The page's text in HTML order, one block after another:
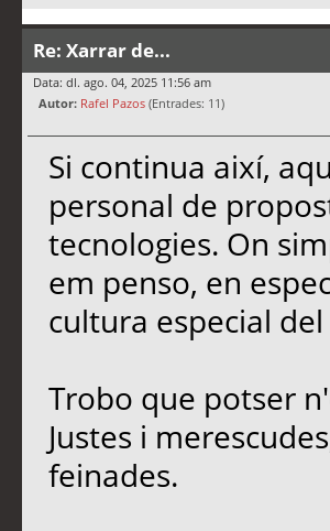
Re: Xarrar de...
Data: dl. ago. 04, 2025 11:56 am
Autor: Rafel Pazos (Entrades: 11)
Si continua així,
personal de
tecnologies. On
em penso, en
cultura especial
Trobo que potser
Justes i
feinades.